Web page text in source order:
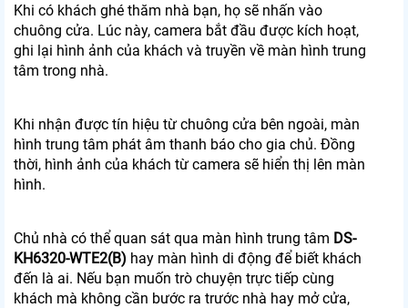
Khi có khách ghé thăm nhà bạn, họ sẽ nhấn vào
chuông cửa. Lúc này, camera bắt đầu được kích hoạt,
ghi lại hình ảnh của khách và truyền về màn hình trung
tâm trong nhà.
Khi nhận được tín hiệu từ chuông cửa bên ngoài, màn
hình trung tâm phát âm thanh báo cho gia chủ. Đồng
thời, hình ảnh của khách từ camera sẽ hiển thị lên màn
hình.
Chủ nhà có thể quan sát qua màn hình trung tâm DS-
KH6320-WTE2(B) hay màn hình di động để biết khách
đến là ai. Nếu bạn muốn trò chuyện trực tiếp cùng
khách mà không cần bước ra trước nhà hay mở cửa,